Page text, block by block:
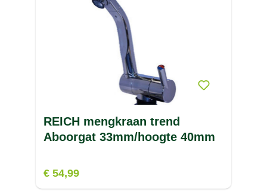
REICH mengkraan trend
Aboorgat 33mm/hoogte 40mm
€ 54,99